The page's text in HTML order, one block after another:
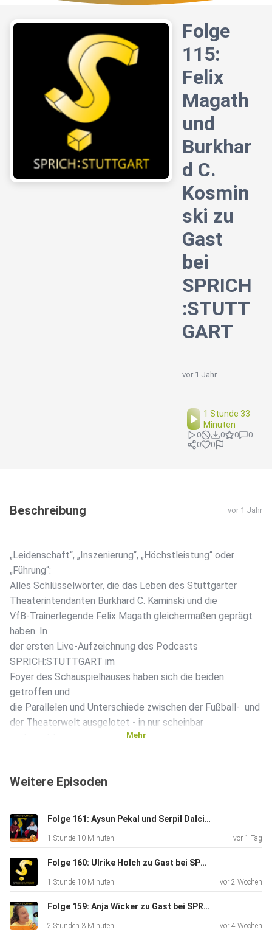
Folge
115:
Felix
Magath
und
Burkhar
d C.
Kosmin
ski zu
Gast
bei
SPRICH
:STUTT
GART
vor 1 Jahr
1 Stunde 33
Minuten
0 0 0
0
0
0
Beschreibung vor 1 Jahr
„Leidenschaft“, „Inszenierung“, „Höchstleistung“ oder
„Führung“:
Alles Schlüsselwörter, die das Leben des Stuttgarter
Theaterintendanten Burkhard C. Kaminski und die
VfB-Trainerlegende Felix Magath gleichermaßen geprägt
haben. In
der ersten Live-Aufzeichnung des Podcasts
SPRICH:STUTTGART im
Foyer des Schauspielhauses haben sich die beiden
getroffen und
die Parallelen und Unterschiede zwischen der Fußball- und
der Theaterwelt ausgelotet - in nur scheinbar
Magath nahm
dem
weißen Hemd. Hosts dieser Folge sind Anna Klär,
Teilnehmerin des
Qualifikationsprogramms Moderation am Institut für
Moderation
SWR-Sportreporterin, zusammen mit Institutsdirektor
Prof. Stephan
Mehr
Weitere Episoden
Folge 161: Aysun Pekal und Serpil Dalci zu Gast bei SPRICHSTUTTGART
1 Stunde 10 Minuten vor 1 Tag
Folge 160: Ulrike Holch zu Gast bei SPRICH:STUTTGART
1 Stunde 10 Minuten vor 2 Wochen
Folge 159: Anja Wicker zu Gast bei SPRICH:STUTTGART
2 Stunden 3 Minuten vor 4 Wochen